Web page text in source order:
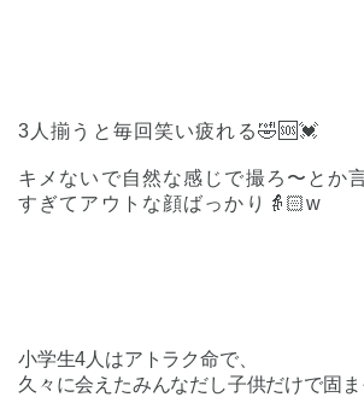
3人揃うと毎回笑い疲れる🤣🆘💓
キメないで自然な感じで撮ろ〜とか
すぎてアウトな顔ばっかり👵🏻w
小学生4人はアトラク命で、
久々に会えたみんなだし子供だけで固ま